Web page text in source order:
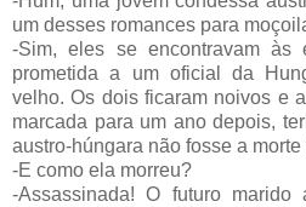
um desses romances para
-Sim, eles se encontravam às
prometida a um oficial da
velho. Os dois ficaram noivos e
marcada para um ano depois,
austro-húngara não fosse a
-E como ela morreu?
-Assassinada! O futuro